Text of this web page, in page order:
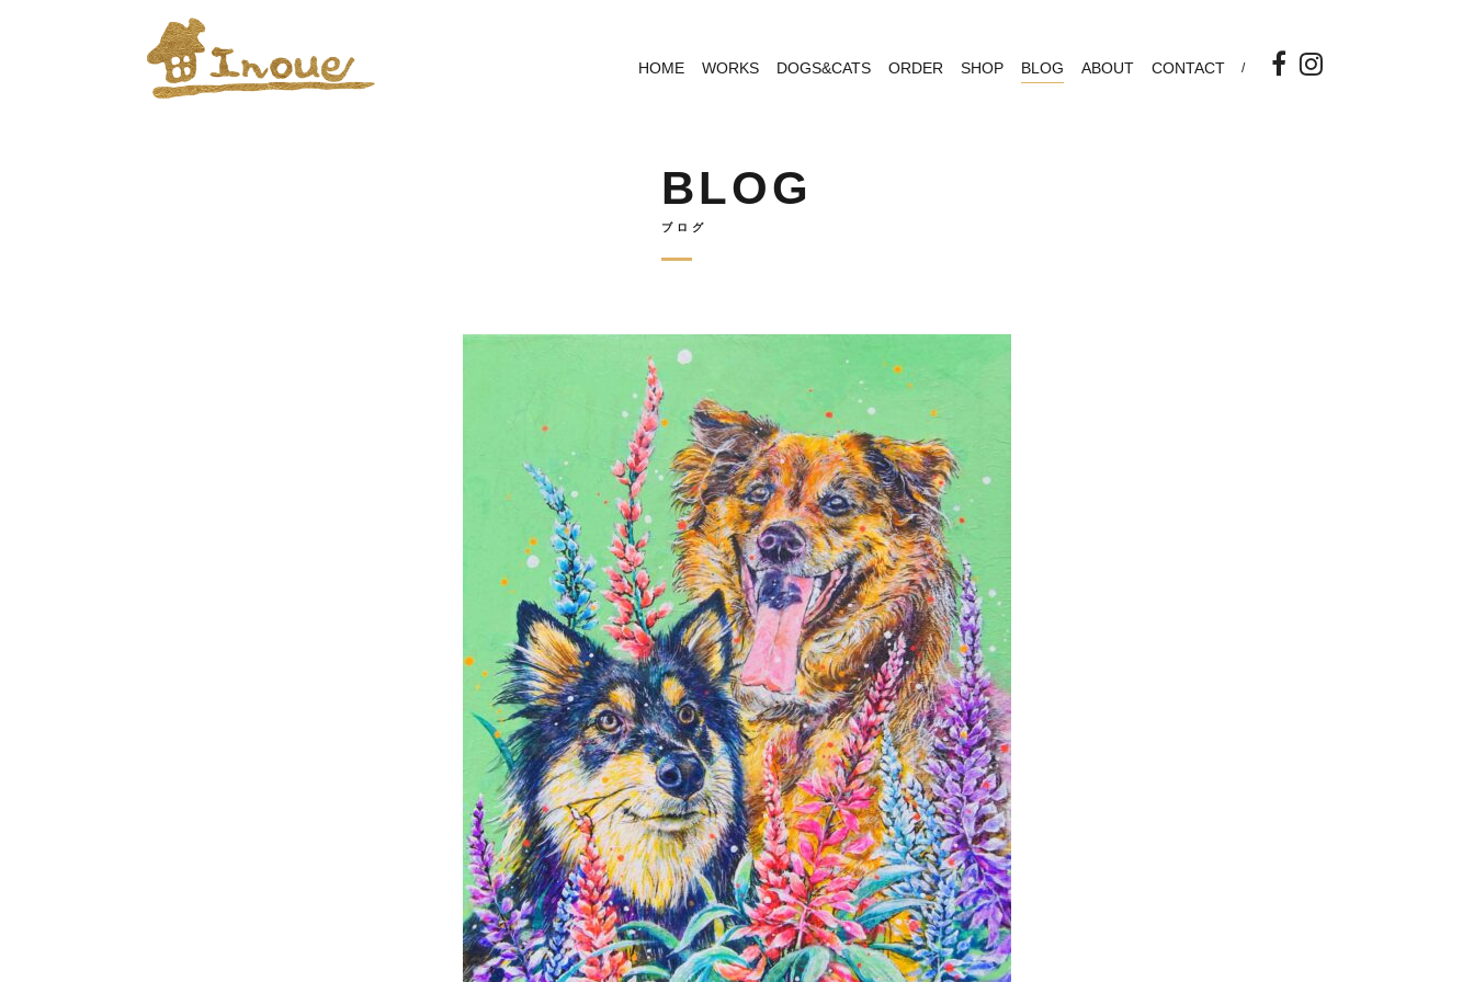
HOME WORKS DOGS&CATS ORDER SHOP BLOG ABOUT CONTACT
BLOG
ブログ